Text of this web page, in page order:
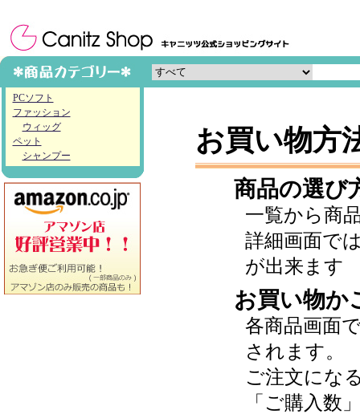
PCソフト
ファッション
ウィッグ
ペット
シャンプー
お買い物方
商品の選び
一覧から商
詳細画面で
が出来ます
お買い物か
各商品画面
されます。
ご注文にな
「ご購入数